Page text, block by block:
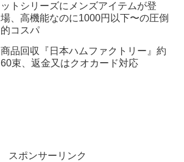
ットシリーズにメンズアイテムが登
場、高機能なのに1000円以下〜の圧倒
的コスパ
商品回収『日本ハムファクトリー』約
60束、返金又はクオカード対応
スポンサーリンク